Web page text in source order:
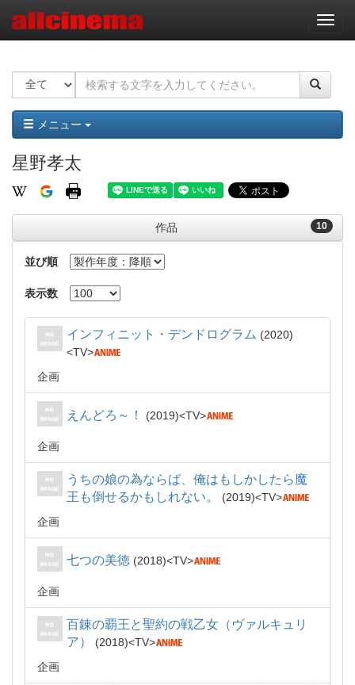
ナ
ビ
ー
ョ
ン
メニュー
星野孝太
10
作品
並び順
表示数
インフィニット・デンドログラム
2020
TV
企画
えんどろ～！ 2019 TV
企画
うちの娘の為ならば、俺はもしかしたら魔
王も倒せるかもしれない。
2019
TV
企画
七つの美徳 2018 TV
企画
百錬の覇王と聖約の戦乙女（ヴァルキュリ
ア）
2018
TV
企画